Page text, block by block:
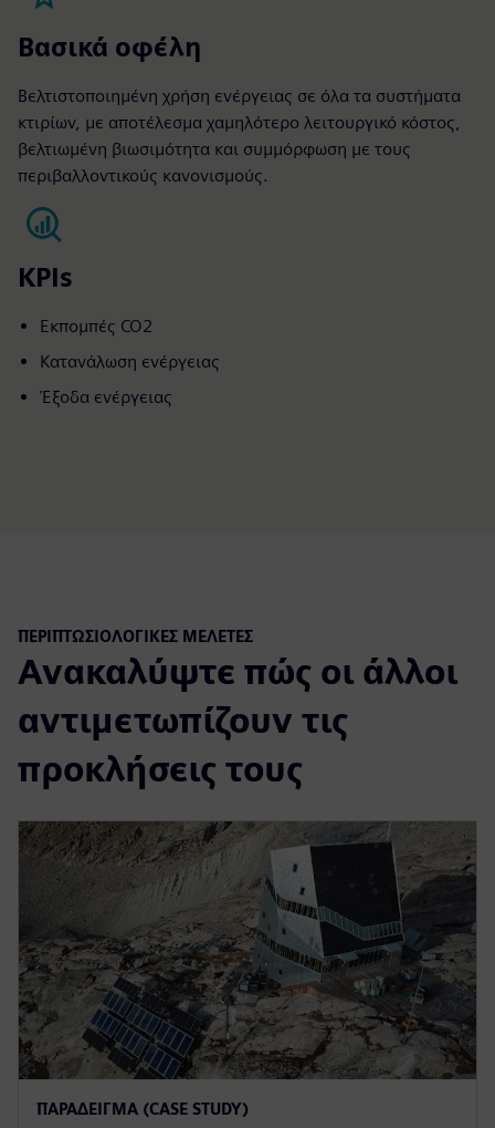
Βασικά οφέλη
Βελτιστοποιημένη χρήση ενέργειας σε όλα τα συστήματα
κτιρίων, με αποτέλεσμα χαμηλότερο λειτουργικό κόστος,
βελτιωμένη βιωσιμότητα και συμμόρφωση με τους
περιβαλλοντικούς κανονισμούς.
KPIs
Εκπομπές CO2
Κατανάλωση ενέργειας
Έξοδα ενέργειας
ΠΕΡΙΠΤΩΣΙΟΛΟΓΙΚΈΣ ΜΕΛΈΤΕΣ
Ανακαλύψτε πώς οι άλλοι
αντιμετωπίζουν τις
προκλήσεις τους
ΠΑΡΆΔΕΙΓΜΑ (CASE STUDY)